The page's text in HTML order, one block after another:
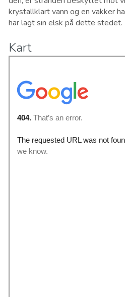
krystallklart vann og en vakker
har lagt sin elsk på dette stedet.
Kart